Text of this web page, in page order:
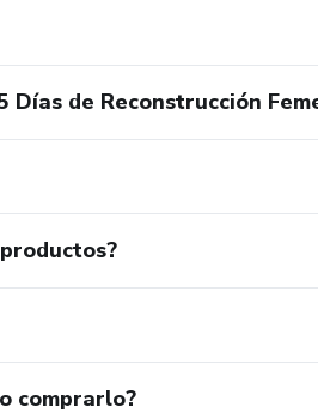
Días de Reconstrucción
comprarlo?